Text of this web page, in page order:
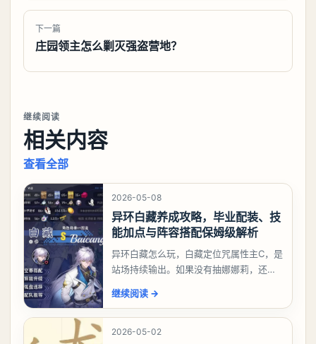
下一篇
庄园领主怎么剿灭强盗营地？
继续阅读
相关内容
查看全部
2026-05-08
异环白藏养成攻略，毕业配装、技
能加点与阵容搭配保姆级解析
异环白藏怎么玩，白藏定位咒属性主C，是
站场持续输出。如果没有抽娜娜莉，还没
有娜娜莉缺另外一个二队C想打深渊也可以
考虑养个白藏
继续阅读 →
2026-05-02